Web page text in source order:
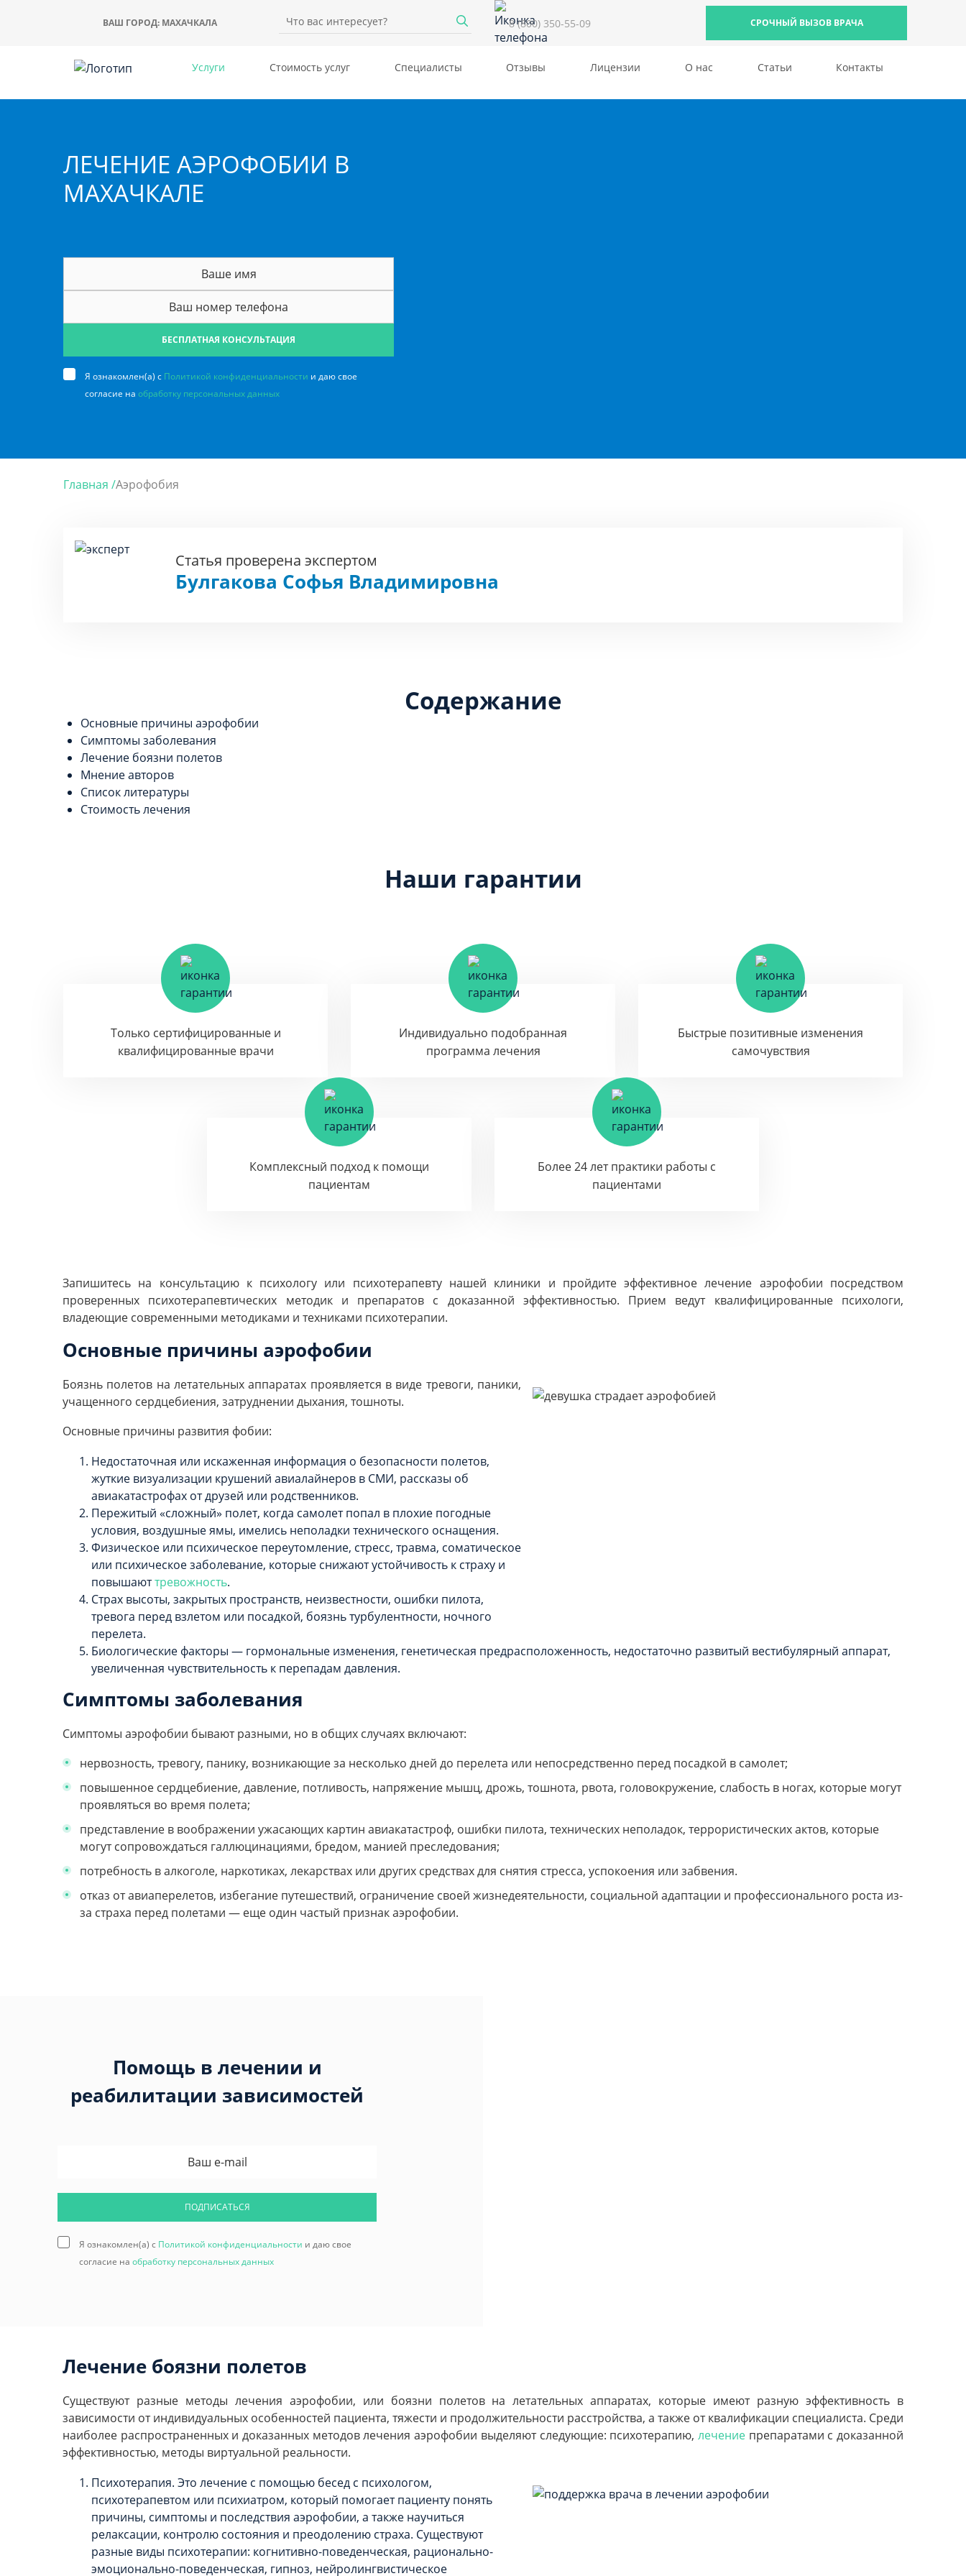
ВАШ ГОРОД: МАХАЧКАЛА 8 (800) 350-55-09 СРОЧНЫЙ ВЫЗОВ ВРАЧА
Услуги Стоимость услуг Специалисты Отзывы Лицензии О нас Статьи Контакты
ЛЕЧЕНИЕ АЭРОФОБИИ В
МАХАЧКАЛЕ
БЕСПЛАТНАЯ КОНСУЛЬТАЦИЯ
Я ознакомлен(а) с Политикой конфиденциальности и даю свое
согласие на обработку персональных данных
Главная /Аэрофобия
Статья проверена экспертом
Булгакова Софья Владимировна
Содержание
Основные причины аэрофобии
Симптомы заболевания
Лечение боязни полетов
Мнение авторов
Список литературы
Стоимость лечения
Наши гарантии
Только сертифицированные и
квалифицированные врачи
Индивидуально подобранная
программа лечения
Быстрые позитивные изменения
самочувствия
Комплексный подход к помощи
пациентам
Более 24 лет практики работы с
пациентами
Запишитесь на консультацию к психологу или психотерапевту нашей клиники и пройдите эффективное лечение аэрофобии посредством
проверенных психотерапевтических методик и препаратов с доказанной эффективностью. Прием ведут квалифицированные психологи,
владеющие современными методиками и техниками психотерапии.
Основные причины аэрофобии
Боязнь полетов на летательных аппаратах проявляется в виде тревоги, паники,
учащенного сердцебиения, затруднении дыхания, тошноты.
Основные причины развития фобии:
Недостаточная или искаженная информация о безопасности полетов,
жуткие визуализации крушений авиалайнеров в СМИ, рассказы об
авиакатастрофах от друзей или родственников.
Пережитый «сложный» полет, когда самолет попал в плохие погодные
условия, воздушные ямы, имелись неполадки технического оснащения.
Физическое или психическое переутомление, стресс, травма, соматическое
или психическое заболевание, которые снижают устойчивость к страху и
повышаюттревожность.
Страх высоты, закрытых пространств, неизвестности, ошибки пилота,
тревога перед взлетом или посадкой, боязнь турбулентности, ночного
перелета.
Биологические факторы — гормональные изменения, генетическая предрасположенность, недостаточно развитый вестибулярный аппарат,
увеличенная чувствительность к перепадам давления.
Симптомы заболевания
Симптомы аэрофобии бывают разными, но в общих случаях включают:
нервозность, тревогу, панику, возникающие за несколько дней до перелета или непосредственно перед посадкой в самолет;
повышенное сердцебиение, давление, потливость, напряжение мышц, дрожь, тошнота, рвота, головокружение, слабость в ногах, которые могут
проявляться во время полета;
представление в воображении ужасающих картин авиакатастроф, ошибки пилота, технических неполадок, террористических актов, которые
могут сопровождаться галлюцинациями, бредом, манией преследования;
потребность в алкоголе, наркотиках, лекарствах или других средствах для снятия стресса, успокоения или забвения.
отказ от авиаперелетов, избегание путешествий, ограничение своей жизнедеятельности, социальной адаптации и профессионального роста из-
за страха перед полетами — еще один частый признак аэрофобии.
Помощь в лечении и
реабилитации зависимостей
ПОДПИСАТЬСЯ
Я ознакомлен(а) с Политикой конфиденциальности и даю свое
согласие на обработку персональных данных
Лечение боязни полетов
Существуют разные методы лечения аэрофобии, или боязни полетов на летательных аппаратах, которые имеют разную эффективность в
зависимости от индивидуальных особенностей пациента, тяжести и продолжительности расстройства, а также от квалификации специалиста. Среди
наиболее распространенных и доказанных методов лечения аэрофобии выделяют следующие: психотерапию, лечениепрепаратами с доказанной
эффективностью, методы виртуальной реальности.
Психотерапия. Это лечение с помощью бесед с психологом,
психотерапевтом или психиатром, который помогает пациенту понять
причины, симптомы и последствия аэрофобии, а также научиться
релаксации, контролю состояния и преодолению страха. Существуют
разные виды психотерапии: когнитивно-поведенческая, рационально-
эмоционально-поведенческая, гипноз, нейролингвистическое